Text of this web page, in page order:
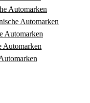
Automarken
Automarken
Automarken
Automarken